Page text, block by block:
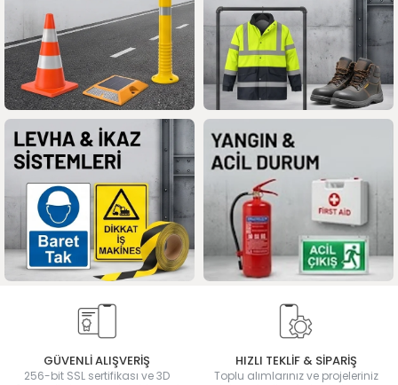
GÜVENLİ ALIŞVERİŞ
256-bit SSL sertifikası ve 3D
HIZLI TEKLİF & SİPARİŞ
Toplu alımlarınız ve projeleriniz